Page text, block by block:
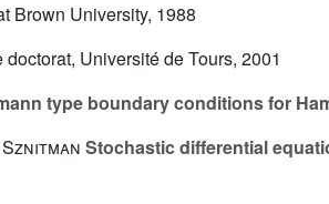
Brown University, 1988
doctorat, Université de Tours, 2001
type boundary conditions for
Stochastic differential